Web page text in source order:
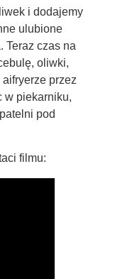
i dodajemy
ulubione
Teraz czas na
oliwki,
przez
w piekarniku,
pod
filmu: